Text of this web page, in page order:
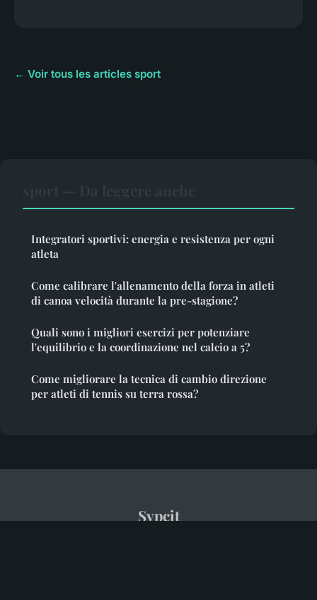
← Voir tous les articles sport
Integratori sportivi: energia e resistenza per ogni
atleta
Come calibrare l'allenamento della forza in atleti
di canoa velocità durante la pre-stagione?
Quali sono i migliori esercizi per potenziare
l'equilibrio e la coordinazione nel calcio a 5?
Come migliorare la tecnica di cambio direzione
per atleti di tennis su terra rossa?
Sypcit